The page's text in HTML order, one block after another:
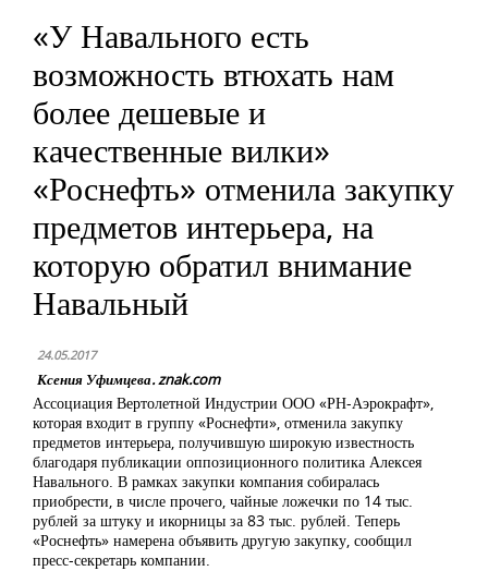
«У Навального есть
возможность втюхать нам
более дешевые и
качественные вилки»
«Роснефть» отменила закупку
предметов интерьера, на
которую обратил внимание
Навальный
24.05.2017
Ксения Уфимцева. znak.com
Ассоциация Вертолетной Индустрии ООО «РН-Аэрокрафт»,
которая входит в группу «Роснефти», отменила закупку
предметов интерьера, получившую широкую известность
благодаря публикации оппозиционного политика Алексея
Навального. В рамках закупки компания собиралась
приобрести, в числе прочего, чайные ложечки по 14 тыс.
рублей за штуку и икорницы за 83 тыс. рублей. Теперь
«Роснефть» намерена объявить другую закупку, сообщил
пресс-секретарь компании.